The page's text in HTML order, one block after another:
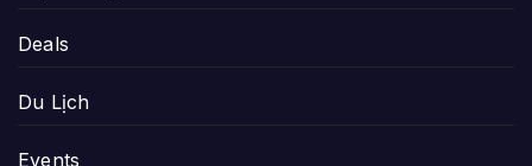
Deals
Du Lịch
Events